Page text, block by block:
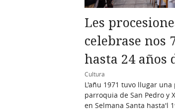
Les
celebrase nos
hasta 24 años
Cultura
L'añu 1971 tuvo llugar
parroquia de San Pedro y
en Selmana Santa hasta'l